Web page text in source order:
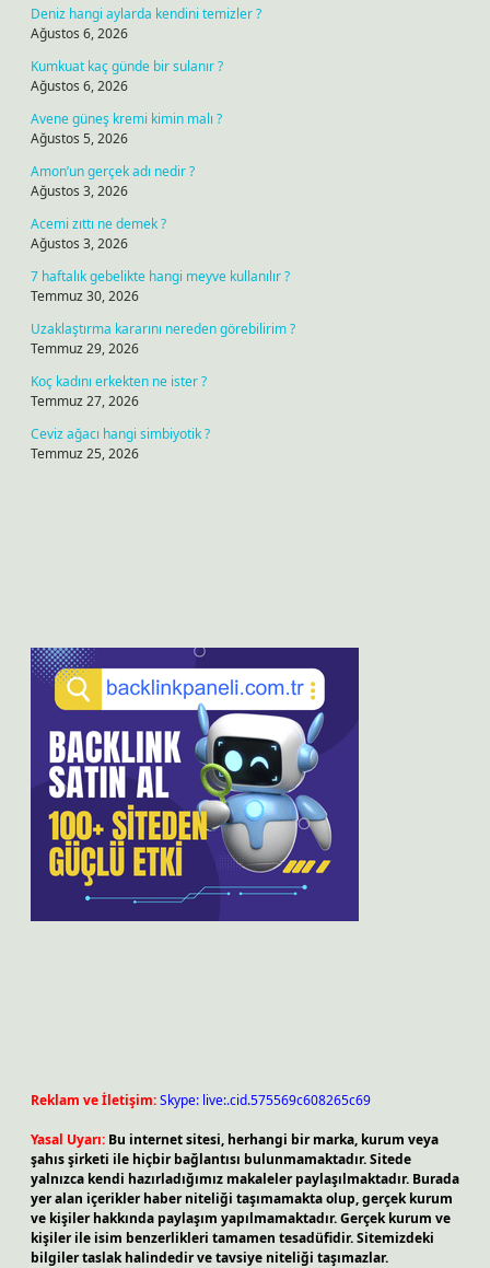
Deniz hangi aylarda kendini temizler ?
Ağustos 6, 2026
Kumkuat kaç günde bir sulanır ?
Ağustos 6, 2026
Avene güneş kremi kimin malı ?
Ağustos 5, 2026
Amon’un gerçek adı nedir ?
Ağustos 3, 2026
Acemi zıttı ne demek ?
Ağustos 3, 2026
7 haftalık gebelikte hangi meyve kullanılır ?
Temmuz 30, 2026
Uzaklaştırma kararını nereden görebilirim ?
Temmuz 29, 2026
Koç kadını erkekten ne ister ?
Temmuz 27, 2026
Ceviz ağacı hangi simbiyotik ?
Temmuz 25, 2026
Reklam ve İletişim:Skype: live:.cid.575569c608265c69
Yasal Uyarı: Bu internet sitesi, herhangi bir marka, kurum veya
şahıs şirketi ile hiçbir bağlantısı bulunmamaktadır. Sitede
yalnızca kendi hazırladığımız makaleler paylaşılmaktadır. Burada
yer alan içerikler haber niteliği taşımamakta olup, gerçek kurum
ve kişiler hakkında paylaşım yapılmamaktadır. Gerçek kurum ve
kişiler ile isim benzerlikleri tamamen tesadüfidir. Sitemizdeki
bilgiler taslak halindedir ve tavsiye niteliği taşımazlar.